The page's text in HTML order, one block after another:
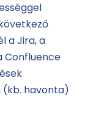
a Jira, a
Confluence
havonta)